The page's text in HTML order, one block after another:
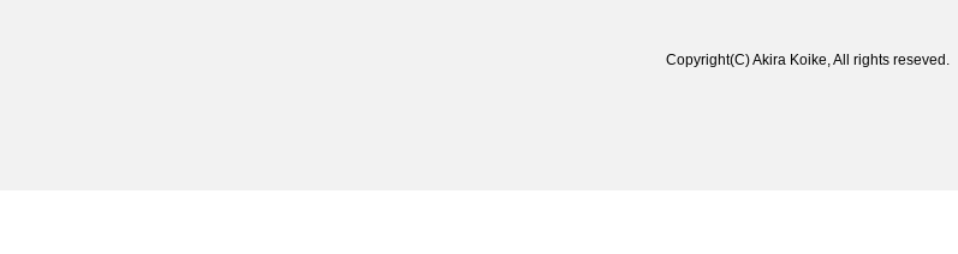
Copyright(C) Akira Koike, All rights reseved.